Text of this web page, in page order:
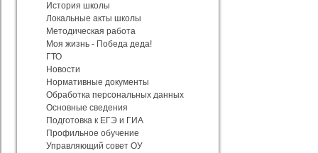
История школы
Локальные акты школы
Методическая работа
Моя жизнь - Победа деда!
ГТО
Новости
Нормативные документы
Обработка персональных данных
Основные сведения
Подготовка к ЕГЭ и ГИА
Профильное обучение
Управляющий совет ОУ